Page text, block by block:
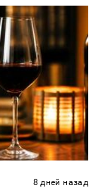
8 дней назад